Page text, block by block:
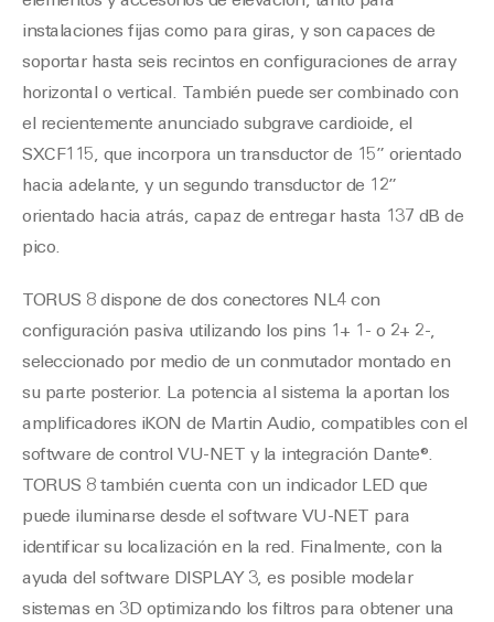
instalaciones fijas como para giras, y son capaces de
soportar hasta seis recintos en configuraciones de array
horizontal o vertical. También puede ser combinado con
el recientemente anunciado subgrave cardioide, el
SXCF115, que incorpora un transductor de 15” orientado
hacia adelante, y un segundo transductor de 12”
orientado hacia atrás, capaz de entregar hasta 137 dB de
pico.
TORUS 8 dispone de dos conectores NL4 con
configuración pasiva utilizando los pins 1+ 1- o 2+ 2-,
seleccionado por medio de un conmutador montado en
su parte posterior. La potencia al sistema la aportan los
amplificadores iKON de Martin Audio, compatibles con el
software de control VU-NET y la integración Dante®.
TORUS 8 también cuenta con un indicador LED que
puede iluminarse desde el software VU-NET para
identificar su localización en la red. Finalmente, con la
ayuda del software DISPLAY 3, es posible modelar
sistemas en 3D optimizando los filtros para obtener una